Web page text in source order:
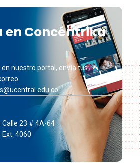
en Concéntrika
nuestro portal, envía tus
Calle 23 # 4A-64
4060